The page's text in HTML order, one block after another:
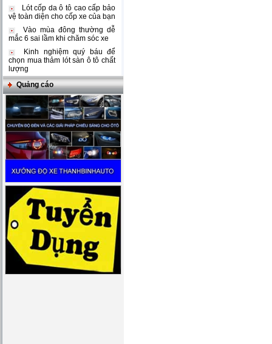
Lót cốp da ô tô cao cấp bảo
vệ toàn diện cho cốp xe của bạn
Vào mùa đông thường dễ
mắc 6 sai lầm khi chăm sóc xe
Kinh nghiệm quý báu để
chọn mua thảm lót sàn ô tô chất
lượng
Quảng cáo